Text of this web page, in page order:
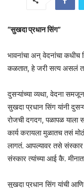
“सुखदा प्रधान सिंग”
भावनांचा अन् वेदनांचा कधीच
कळतात, हे जरी सत्य असलं
दुसऱ्यांच्या व्यथा, वेदना
सुखदा प्रधान सिंग यांनी
रोजची दगदग, पळापळ याला
कार्य करायला मुळातच तसं
लागतं. आपल्यावर तसे
संस्कार त्यांच्या आई कै.
सुखदा प्रधान सिंग यांची